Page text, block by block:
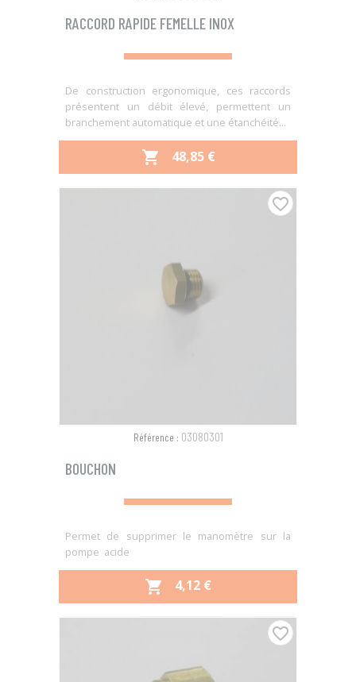
RACCORD RAPIDE FEMELLE INOX
De construction ergonomique, ces raccords
présentent un débit élevé, permettent un
branchement automatique et une étanchéité...
 PRIX
48,85 €
Référence : 03080301
BOUCHON
Permet de supprimer le manomètre sur la
pompe acide
 PRIX
4,12 €
favorite_border
favorite_border